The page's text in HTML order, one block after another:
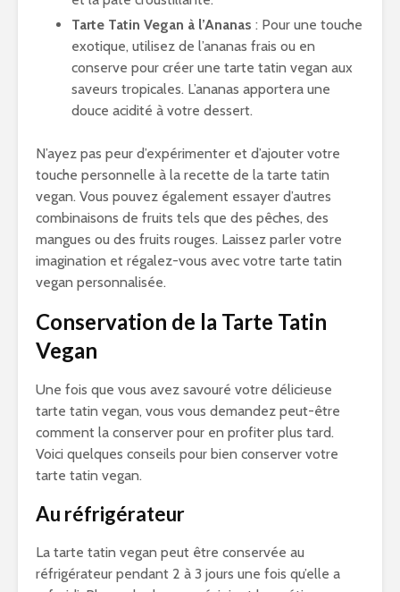
Tarte Tatin Vegan à l’Ananas : Pour une touche
exotique, utilisez de l’ananas frais ou en
conserve pour créer une tarte tatin vegan aux
saveurs tropicales. L’ananas apportera une
douce acidité à votre dessert.
N’ayez pas peur d’expérimenter et d’ajouter votre
touche personnelle à la recette de la tarte tatin
vegan. Vous pouvez également essayer d’autres
combinaisons de fruits tels que des pêches, des
mangues ou des fruits rouges. Laissez parler votre
imagination et régalez-vous avec votre tarte tatin
vegan personnalisée.
Conservation de la Tarte Tatin
Vegan
Une fois que vous avez savouré votre délicieuse
tarte tatin vegan, vous vous demandez peut-être
comment la conserver pour en profiter plus tard.
Voici quelques conseils pour bien conserver votre
tarte tatin vegan.
Au réfrigérateur
La tarte tatin vegan peut être conservée au
réfrigérateur pendant 2 à 3 jours une fois qu’elle a